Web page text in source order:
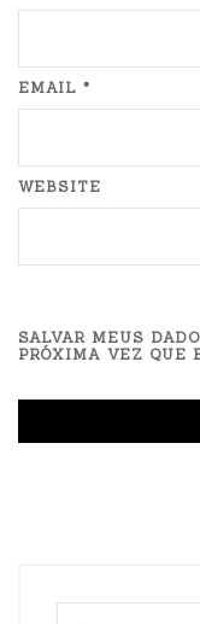
EMAIL *
WEBSITE
SALVAR MEUS
PRÓXIMA VEZ QUE